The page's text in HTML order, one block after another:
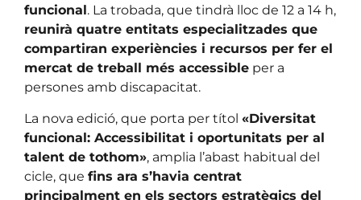
funcional. La trobada, que tindrà lloc de 12 a 14 h,
reunirà quatre entitats especialitzades que
compartiran experiències i recursos per fer el
mercat de treball més accessible per a
persones amb discapacitat.
La nova edició, que porta per títol «Diversitat
funcional: Accessibilitat i oportunitats per al
talent de tothom», amplia l’abast habitual del
cicle, que fins ara s’havia centrat
principalment en els sectors estratègics del